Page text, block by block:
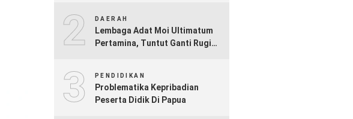
Merdeka Madrasah
2 DAERAH
Lembaga Adat Moi Ultimatum
Pertamina, Tuntut Ganti Rugi
3 PENDIDIKAN
Problematika Kepribadian
Peserta Didik Di Papua